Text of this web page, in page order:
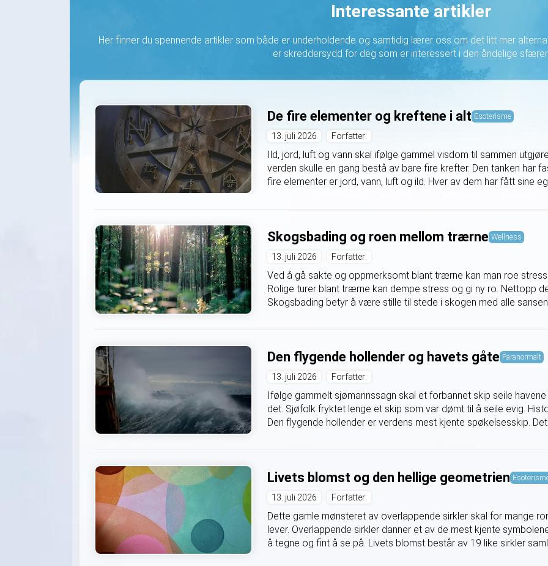
Interessante artikler
Her finner du spennende artikler som både er underholdende og samtidig lærer oss om det litt mer
er skreddersydd for deg som er interessert i den åndelige
De fire elementer og kreftene i alt Esoterisme
13. juli 2026 Forfatter:
Ild, jord, luft og vann skal ifølge gammel visdom til sammen
verden skulle en gang bestå av bare fire krefter. Den tanken har
fire elementer er jord, vann, luft og ild. Hver av dem har fått sine
Skogsbading og roen mellom trærne Wellness
13. juli 2026 Forfatter:
Ved å gå sakte og oppmerksomt blant trærne kan man roe
Rolige turer blant trærne kan dempe stress og gi ny ro. Nettopp
Skogsbading betyr å være stille til stede i skogen med alle
Den flygende hollender og havets gåte Paranormalt
13. juli 2026 Forfatter:
Ifølge gammelt sjømannssagn skal et forbannet skip seile
det. Sjøfolk fryktet lenge et skip som var dømt til å seile evig.
Den flygende hollender er verdens mest kjente spøkelsesskip. Det
Livets blomst og den hellige geometrien
13. juli 2026 Forfatter:
Dette gamle mønsteret av overlappende sirkler skal for mange
lever. Overlappende sirkler danner et av de mest kjente
å tegne og fint å se på. Livets blomst består av 19 like sirkler